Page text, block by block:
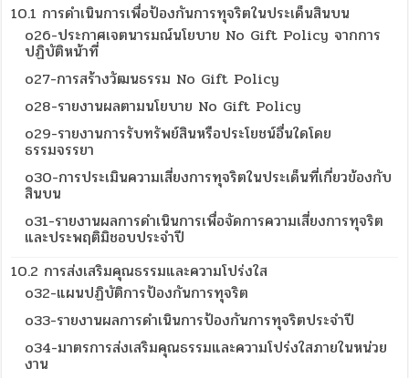
10.1 การดำเนินการเพื่อป้องกันการทุจริตในประเด็นสินบน
o26-ประกาศเจตนารมณ์นโยบาย No Gift Policy จากการ
ปฏิบัติหน้าที่
o27-การสร้างวัฒนธรรม No Gift Policy
o28-รายงานผลตามนโยบาย No Gift Policy
o29-รายงานการรับทรัพย์สินหรือประโยชน์อื่นใดโดย
ธรรมจรรยา
o30-การประเมินความเสี่ยงการทุจริตในประเด็นที่เกี่ยวข้องกับ
สินบน
o31-รายงานผลการดำเนินการเพื่อจัดการความเสี่ยงการทุจริต
และประพฤติมิชอบประจำปี
10.2 การส่งเสริมคุณธรรมและความโปร่งใส
o32-แผนปฏิบัติการป้องกันการทุจริต
o33-รายงานผลการดำเนินการป้องกันการทุจริตประจำปี
o34-มาตรการส่งเสริมคุณธรรมและความโปร่งใสภายในหน่วย
งาน